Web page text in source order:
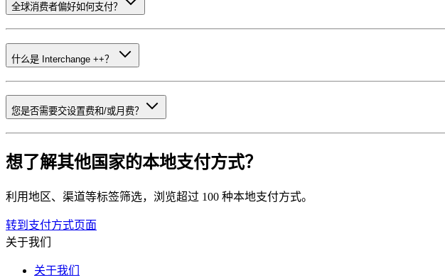
全球消费者偏好如何支付？
什么是 Interchange ++？
您是否需要交设置费和/或月费？
想了解其他国家的本地支付方式？
利用地区、渠道等标签筛选，浏览超过 100 种本地支付方式。
转到支付方式页面
关于我们
关于我们